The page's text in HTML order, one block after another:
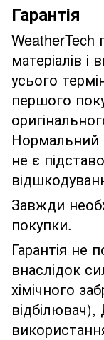
Гарантія
WeatherTech
матеріалів
усього
першого
Нормальний
не є
Завжди
покупки.
Гарантія не
внаслідок
хімічного